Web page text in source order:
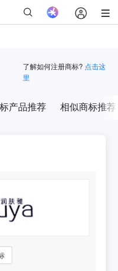
了解如何注册商标? 点击这
里
产品推荐 相似商标推荐